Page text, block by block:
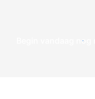
Begin vandaag nog